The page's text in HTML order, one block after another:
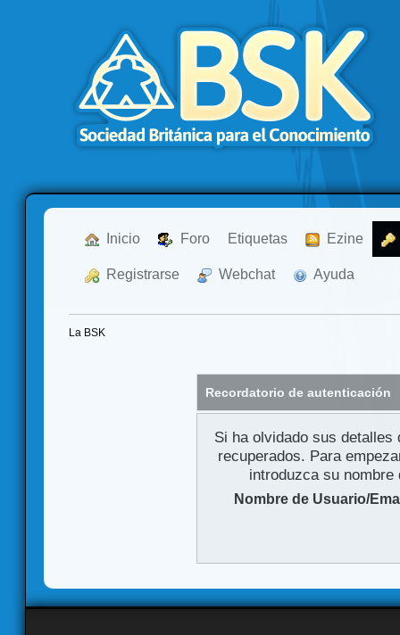
Inicio Foro Etiquetas Ezine
Registrarse Webchat Ayuda
La BSK
Recordatorio de autenticación
Si ha olvidado sus
recuperados. Para
introduzca su
Nombre de Usuario/